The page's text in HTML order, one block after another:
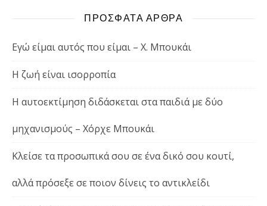
ΠΡΟΣΦΑΤΑ ΑΡΘΡΑ
Εγώ είμαι αυτός που είμαι – Χ. Μπουκάι
Η ζωή είναι ισορροπία
Η αυτοεκτίμηση διδάσκεται στα παιδιά με δύο
μηχανισμούς – Χόρχε Μπουκάι
Κλείσε τα προσωπικά σου σε ένα δικό σου κουτί,
αλλά πρόσεξε σε ποιον δίνεις το αντικλείδι